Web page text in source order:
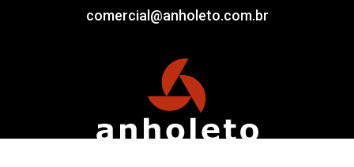
comercial@anholeto.com.br